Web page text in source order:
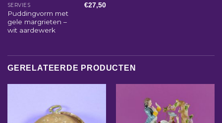
SERVIES
Puddingvorm met
gele margrieten –
wit aardewerk
€27,50
GERELATEERDE PRODUCTEN